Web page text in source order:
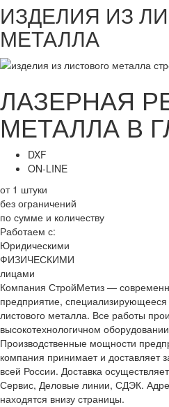
ИЗДЕЛИЯ ИЗ
МЕТАЛЛА
ЛАЗЕРНАЯ
МЕТАЛЛА В
DXF
ON-LINE
от 1 штуки
без ограничений
по сумме и количеству
Работаем с:
Юридическими
ФИЗИЧЕСКИМИ
лицами
Компания СтройМетиз —
предприятие, специализирующееся
листового металла. Все работы
высокотехнологичном
Производственные мощности
компания принимает и доставляет
всей России. Доставка
Сервис, Деловые линии, СДЭК.
находятся внизу страницы.